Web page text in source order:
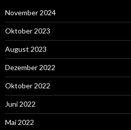
November 2024
Oktober 2023
August 2023
Dezember 2022
Oktober 2022
Juni 2022
Mai 2022